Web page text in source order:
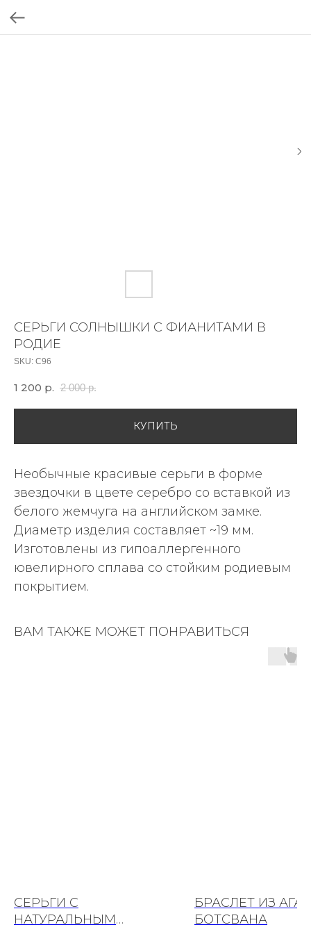
СЕРЬГИ СОЛНЫШКИ С ФИАНИТАМИ В
РОДИЕ
SKU: С96
1 200 р. 2 000 р.
КУПИТЬ
Необычные красивые серьги в форме
звездочки в цвете серебро со вставкой из
белого жемчуга на английском замке.
Диаметр изделия составляет ~19 мм.
Изготовлены из гипоаллергенного
ювелирного сплава со стойким родиевым
покрытием.
ВАМ ТАКЖЕ МОЖЕТ ПОНРАВИТЬСЯ
СЕРЬГИ С
НАТУРАЛЬНЫМ
БРАСЛЕТ ИЗ АГАТ
БОТСВАНА